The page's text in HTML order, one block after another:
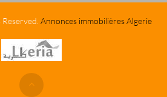
Annonces immobilières Algerie